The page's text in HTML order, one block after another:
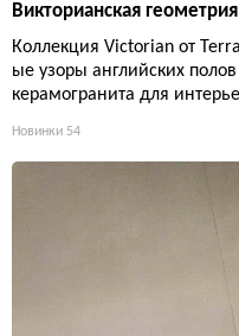
Викторианская
Коллекция Victorian от
ые узоры английских
керамогранита для
Новинки 54